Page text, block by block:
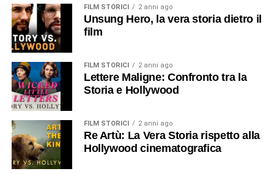
FILM STORICI 2 anni ago
Unsung Hero, la vera storia dietro il
film
FILM STORICI 2 anni ago
Lettere Maligne: Confronto tra la
Storia e Hollywood
FILM STORICI 2 anni ago
Re Artù: La Vera Storia rispetto alla
Hollywood cinematografica